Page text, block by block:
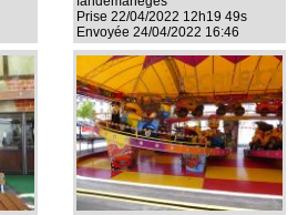
Prise 22/04/2022 12h19 49s
Envoyée 24/04/2022 16:46